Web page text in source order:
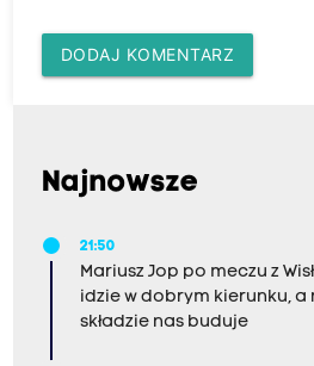
DODAJ KOMENTARZ
Najnowsze
21:50
Mariusz Jop po meczu z
idzie w dobrym kierunku, a
składzie nas buduje